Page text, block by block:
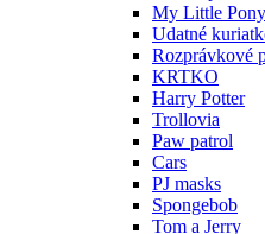
My Little Pony
Udatné
Rozprávkové
KRTKO
Harry Potter
Trollovia
Paw patrol
Cars
PJ masks
Spongebob
Tom a Jerry